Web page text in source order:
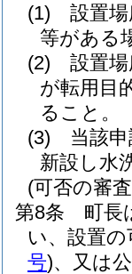
(1)
設置
等がある
(2)
設置
が転用目
ること。
(3)
当該
新設し水
(可否の審
第8条
町長
い、設置
号)、又は